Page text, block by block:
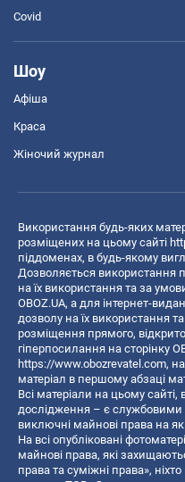
Covid
Шоу
Афіша
Краса
Жіночий журнал
Використання будь-яких
розміщених на цьому сайті
піддоменах, в будь-якому
Дозволяється використання
на їх використання та за
OBOZ.UA, а для інтернет-
дозволу на їх використання
розміщення прямого,
гіперпосилання на сторінку
https://www.obozrevatel.com,
матеріал в першому абзаці
Всі матеріали на цьому сайті,
дослідження – є службовими
виключні майнові права на
На всі опубліковані
майнові права, які
права та суміжні права»,